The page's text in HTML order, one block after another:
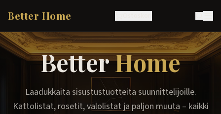
Better Home
BetterHome
Laadukkaita sisustustuotteita suunnittelijoille.
Kattolistat, rosetit, valolistat ja paljon muuta – kaikki